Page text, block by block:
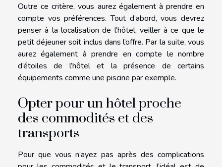
Outre ce critère, vous aurez également à prendre en
compte vos préférences. Tout d’abord, vous devrez
penser à la localisation de l’hôtel, veiller à ce que le
petit déjeuner soit inclus dans l’offre. Par la suite, vous
aurez également à prendre en compte le nombre
d’étoiles de l’hôtel et la présence de certains
équipements comme une piscine par exemple.
Opter pour un hôtel proche
des commodités et des
transports
Pour que vous n’ayez pas après des complications